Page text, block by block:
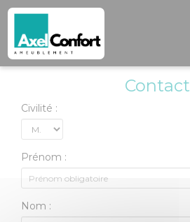
Contact
Civilité :
Prénom :
Nom :
Cookies management panel